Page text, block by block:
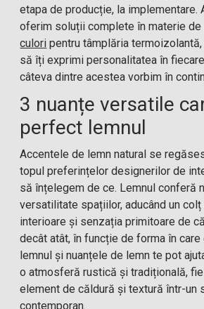
etapa de producție, la implementare.
oferim soluții complete în materie de
culori pentru tâmplăria
să îți exprimi personalitatea în
câteva dintre acestea vorbim în
3 nuanțe versatile
perfect lemnul
Accentele de lemn natural se
topul preferințelor designerilor de
să înțelegem de ce. Lemnul conferă
versatilitate spațiilor, aducând un colț
interioare și senzația primitoare de
decât atât, în funcție de forma în
lemnul și nuanțele de lemn te pot
o atmosferă rustică și tradițională,
element de căldură și textură într-un
contemporan.